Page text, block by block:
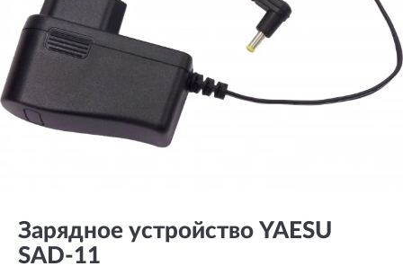
Зарядное устройство YAESU
SAD-11